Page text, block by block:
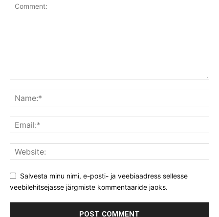
Salvesta minu nimi, e-posti- ja veebiaadress sellesse
veebilehitsejasse järgmiste kommentaaride jaoks.